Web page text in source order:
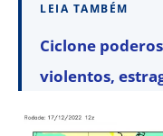
LEIA TAMBÉM
Ciclone
violentos,